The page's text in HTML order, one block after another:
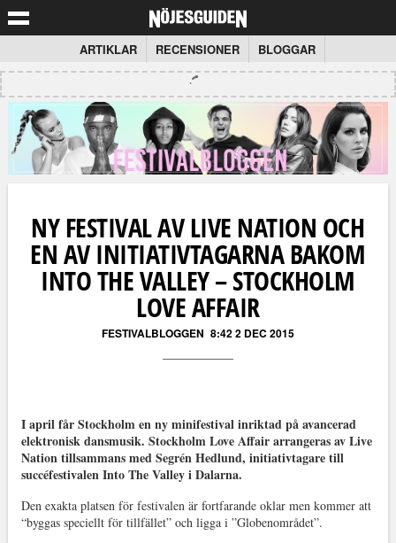
ARTIKLAR RECENSIONER BLOGGAR
NY FESTIVAL AV LIVE NATION OCH
EN AV INITIATIVTAGARNA BAKOM
INTO THE VALLEY – STOCKHOLM
LOVE AFFAIR
FESTIVALBLOGGEN 8:42 2 DEC 2015
I april får Stockholm en ny minifestival inriktad på avancerad
elektronisk dansmusik. Stockholm Love Affair arrangeras av Live
Nation tillsammans med Segrén Hedlund, initiativtagare till
succéfestivalen Into The Valley i Dalarna.
Den exakta platsen för festivalen är fortfarande oklar men kommer att
“byggas speciellt för tillfället” och ligga i ”Globenområdet”.